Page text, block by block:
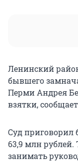
Ленинский
бывшего
Перми Андрея
взятки,
Суд
63,9 млн
занимать